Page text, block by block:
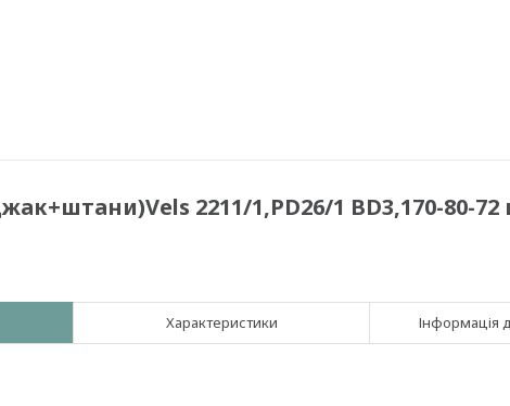
2211/1,PD26/1 BD3,170-80-72
Характеристики Інформація